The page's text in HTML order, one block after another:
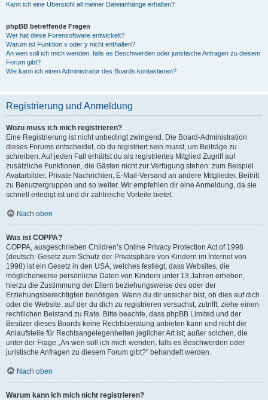
Kann ich eine Übersicht all meiner Dateianhänge erhalten?
phpBB betreffende Fragen
Wer hat diese Forensoftware entwickelt?
Warum ist Funktion x oder y nicht enthalten?
An wen soll ich mich wenden, falls es Beschwerden oder juristische Anfragen zu diesem
Forum gibt?
Wie kann ich einen Administrator des Boards kontaktieren?
Registrierung und Anmeldung
Wozu muss ich mich registrieren?
Eine Registrierung ist nicht unbedingt zwingend. Die Board-Administration
dieses Forums entscheidet, ob du registriert sein musst, um Beiträge zu
schreiben. Auf jeden Fall erhältst du als registriertes Mitglied Zugriff auf
zusätzliche Funktionen, die Gästen nicht zur Verfügung stehen: zum Beispiel
Avatarbilder, Private Nachrichten, E-Mail-Versand an andere Mitglieder, Beitritt
zu Benutzergruppen und so weiter. Wir empfehlen dir eine Anmeldung, da sie
schnell erledigt ist und dir zahlreiche Vorteile bietet.
Nach oben
Was ist COPPA?
COPPA, ausgeschrieben Children’s Online Privacy Protection Act of 1998
(deutsch: Gesetz zum Schutz der Privatsphäre von Kindern im Internet von
1998) ist ein Gesetz in den USA, welches festlegt, dass Websites, die
möglicherweise persönliche Daten von Kindern unter 13 Jahren erheben,
hierzu die Zustimmung der Eltern beziehungsweise des oder der
Erziehungsberechtigten benötigen. Wenn du dir unsicher bist, ob dies auf dich
oder die Website, auf der du dich zu registrieren versuchst, zutrifft, ziehe einen
rechtlichen Beistand zu Rate. Bitte beachte, dass phpBB Limited und der
Besitzer dieses Boards keine Rechtsberatung anbieten kann und nicht die
Anlaufstelle für Rechtsangelegenheiten jeglicher Art ist; außer solchen, die
unter der Frage „An wen soll ich mich wenden, falls es Beschwerden oder
juristische Anfragen zu diesem Forum gibt?“ behandelt werden.
Nach oben
Warum kann ich mich nicht registrieren?